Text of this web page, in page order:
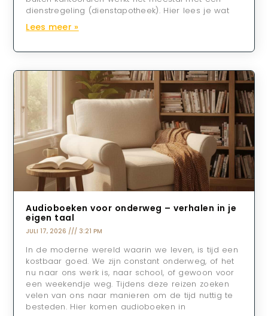
dienstregeling (dienstapotheek). Hier lees je wat
Lees meer »
Audioboeken voor onderweg – verhalen in je
eigen taal
JULI 17, 2026 3:21 PM
In de moderne wereld waarin we leven, is tijd een
kostbaar goed. We zijn constant onderweg, of het
nu naar ons werk is, naar school, of gewoon voor
een weekendje weg. Tijdens deze reizen zoeken
velen van ons naar manieren om de tijd nuttig te
besteden. Hier komen audioboeken in